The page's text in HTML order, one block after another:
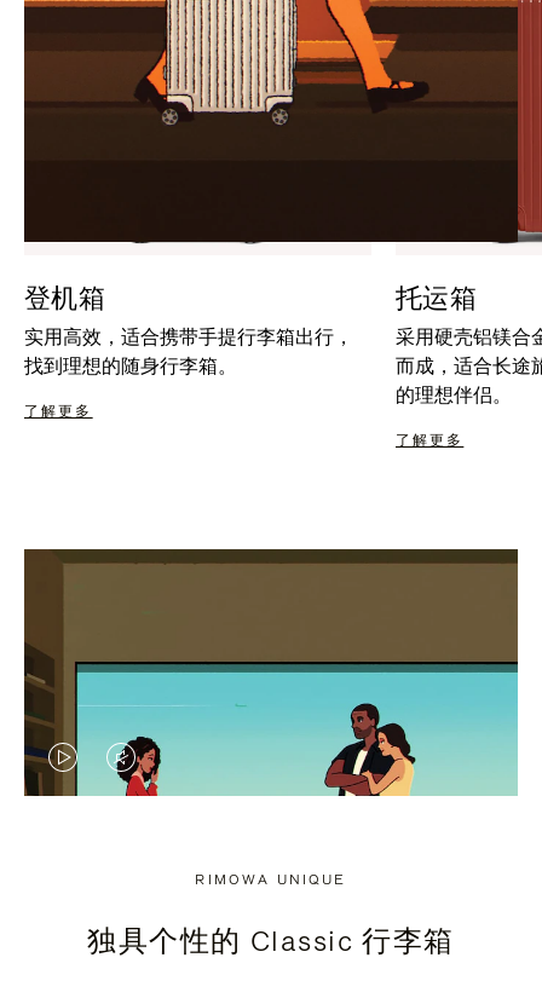
取
消
静
登机箱
实用高效，适合携带手提行李箱出行，
找到理想的随身行李箱。
了解更多
托运箱
采用硬壳铝镁合
而成，适合长途
的理想伴侣。
了解更多
视
停，
视
音，
RIMOWA UNIQUE
独具个性的 Classic 行李箱